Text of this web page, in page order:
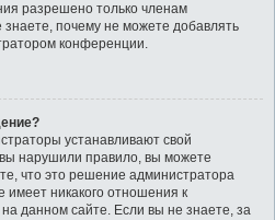
разрешено только членам
почему не можете добавлять
конференции.
устанавливают свой
нарушили правило, вы можете
что это решение администратора
никакого отношения к
данном сайте. Если вы не знаете, за